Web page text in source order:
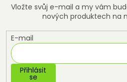
Vložte svůj e-mail a my vám
nových produktech na
E-mail
Přihlásit
se